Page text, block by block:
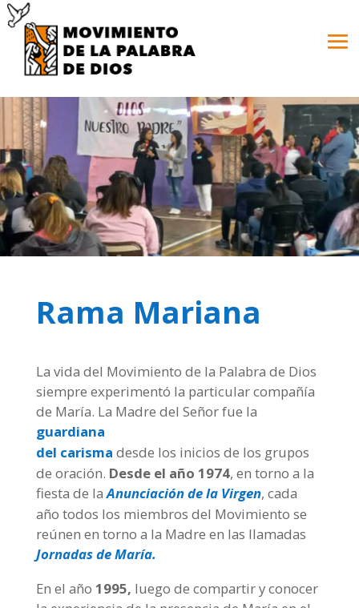
Rama Mariana
La vida del Movimiento de la Palabra de Dios
siempre experimentó la particular compañía
de María. La Madre del Señor fue la
guardiana
del carisma desde los inicios de los grupos
de oración. Desde el año 1974, en torno a la
fiesta de laAnunciación de la Virgen, cada
año todos los miembros del Movimiento se
reúnen en torno a la Madre en las llamadas
Jornadas de María.
En el año 1995, luego de compartir y conocer